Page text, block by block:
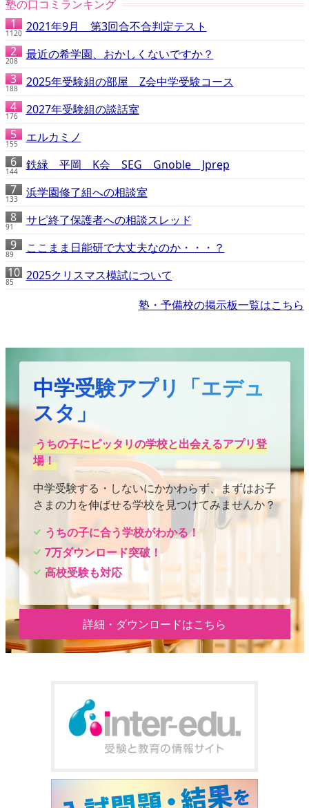
塾の口コミランキング
1120 2021年9月 第3回合不合判定テスト
208 最近の希学園、おかしくないですか？
188 2025年受験組の部屋 Z会中学受験コース
176 2027年受験組の談話室
155 エルカミノ
144 鉄緑 平岡 K会 SEG Gnoble Jprep
133 浜学園修了組への相談室
91 サピ終了保護者への相談スレッド
89 ここまま日能研で大丈夫なのか・・・？
85
2025クリスマス模試について
塾・予備校の掲示板一覧はこちら
中学受験アプリ「エデュ
スタ」
うちの子にピッタリの学校と出会えるアプリ登
場！
中学受験する・しないにかかわらず、まずはお子
さまの力を伸ばせる学校を見つけてみませんか？
うちの子に合う学校がわかる！
7万ダウンロード突破！
高校受験も対応
詳細・ダウンロードはこちら